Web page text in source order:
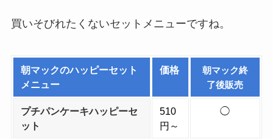
買いそびれたくないセットメニューですね。
朝マックのハッピーセット
メニュー
価格
朝マック終
了後販売
プチパンケーキハッピーセ
ット
510
円～
◯